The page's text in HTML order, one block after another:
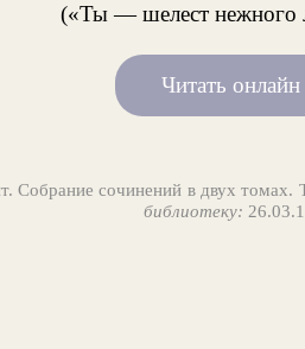
(«Ты — шелест нежного
Читать онлайн
Собрание сочинений в двух
библиотеку: